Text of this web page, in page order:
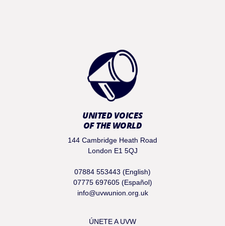
UNITED VOICES
OF THE WORLD
144 Cambridge Heath Road
London E1 5QJ
07884 553443 (English)
07775 697605 (Español)
info@uvwunion.org.uk
ÚNETE A UVW